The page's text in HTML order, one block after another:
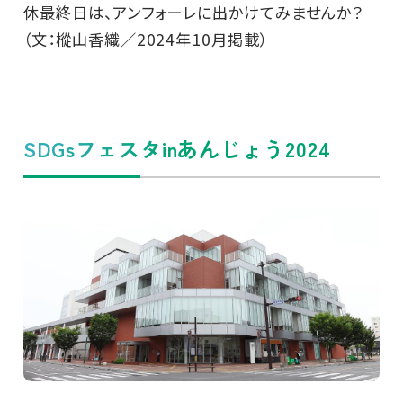
休最終日は、アンフォーレに出かけてみませんか？
（文：樅山香織／2024年10月掲載）
SDGsフェスタinあんじょう2024